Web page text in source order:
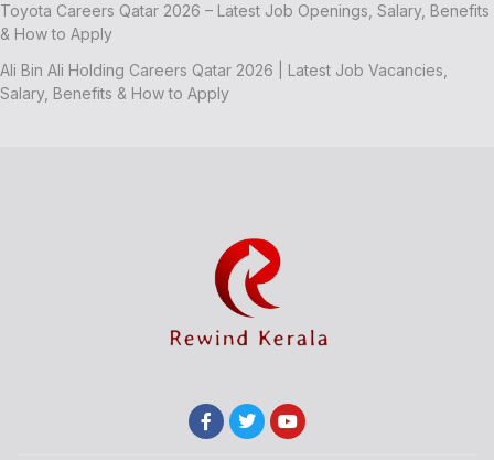
Toyota Careers Qatar 2026 – Latest Job Openings, Salary, Benefits
& How to Apply
Ali Bin Ali Holding Careers Qatar 2026 | Latest Job Vacancies,
Salary, Benefits & How to Apply